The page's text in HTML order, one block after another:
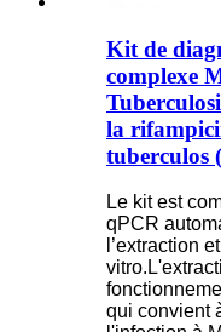
Kit de
complexe
la
tuberculos
Le kit est
qPCR
l’extraction
qui convient